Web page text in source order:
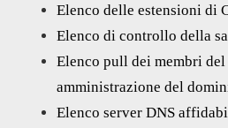
Elenco delle estensioni di
Elenco di controllo della
Elenco pull dei membri
amministrazione del
Elenco server DNS